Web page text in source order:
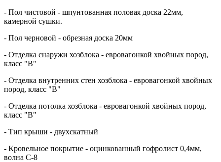
- Пол чистовой - шпунтованная половая доска 22мм,
камерной сушки.
- Пол черновой - обрезная доска 20мм
- Отделка снаружи хозблока - евровагонкой хвойных пород,
класс "В"
- Отделка внутренних стен хозблока - евровагонкой хвойных
пород, класс "В"
- Отделка потолка хозблока - евровагонкой хвойных пород,
класс "В"
- Тип крыши - двухскатный
- Кровельное покрытие - оцинкованный гофролист 0,4мм,
волна С-8